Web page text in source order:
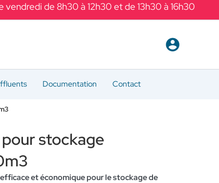
de 8h30 à 12h30 et de 13h30 à 16h30
Documentation Contact
stockage
et économique pour le stockage de